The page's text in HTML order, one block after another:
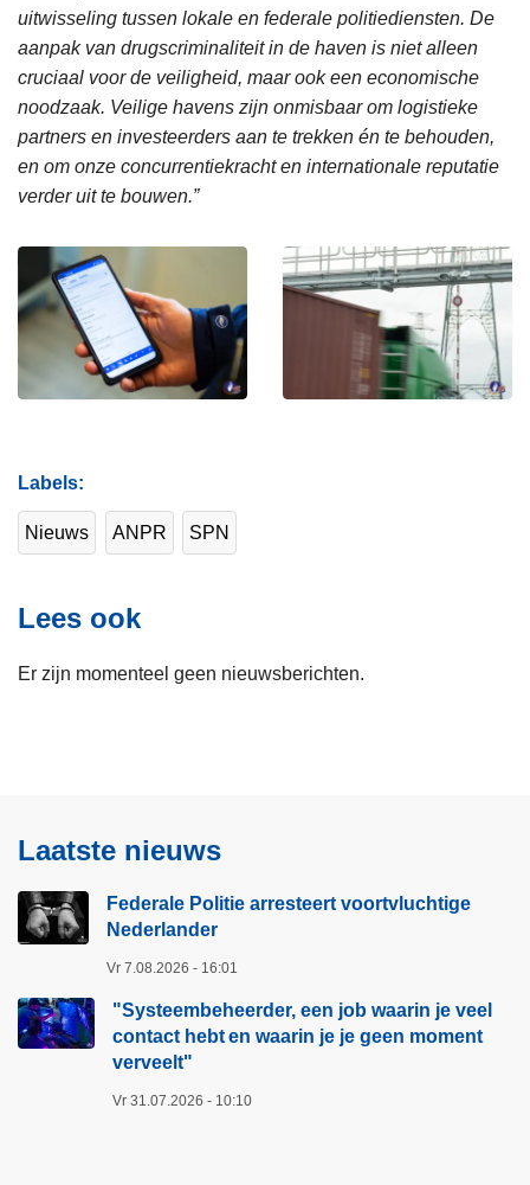
uitwisseling tussen lokale en federale politiediensten. De
aanpak van drugscriminaliteit in de haven is niet alleen
cruciaal voor de veiligheid, maar ook een economische
noodzaak. Veilige havens zijn onmisbaar om logistieke
partners en investeerders aan te trekken én te behouden,
en om onze concurrentiekracht en internationale reputatie
verder uit te bouwen.”
Labels
Nieuws ANPR SPN
Lees ook
Er zijn momenteel geen nieuwsberichten.
Laatste nieuws
Federale Politie arresteert voortvluchtige
Nederlander
Vr 7.08.2026 - 16:01
"Systeembeheerder, een job waarin je veel
contact hebt en waarin je je geen moment
verveelt"​
Vr 31.07.2026 - 10:10